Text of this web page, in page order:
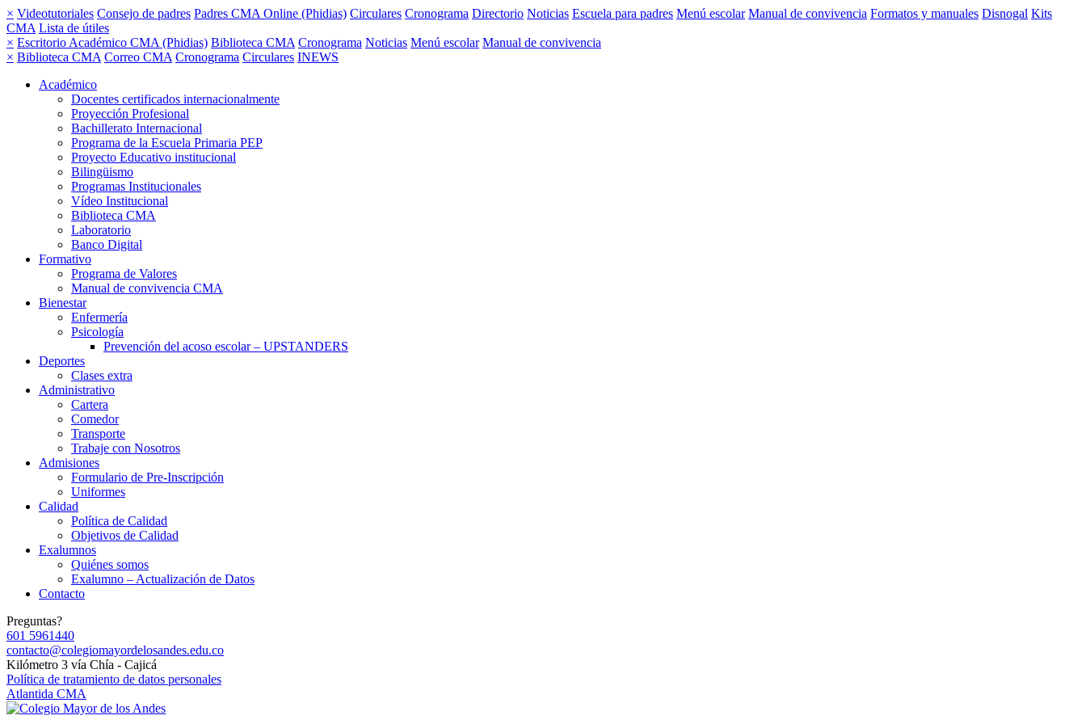
× Videotutoriales Consejo de padres Padres CMA Online (Phidias) Circulares Cronograma Directorio Noticias Escuela para padres Menú escolar Manual de convivencia Formatos y manuales Disnogal Kits
CMA Lista de útiles
× Escritorio Académico CMA (Phidias) Biblioteca CMA Cronograma Noticias Menú escolar Manual de convivencia
× Biblioteca CMA Correo CMA Cronograma Circulares INEWS
Académico
Docentes certificados internacionalmente
Proyección Profesional
Bachillerato Internacional
Programa de la Escuela Primaria PEP
Proyecto Educativo institucional
Bilingüismo
Programas Institucionales
Vídeo Institucional
Biblioteca CMA
Laboratorio
Banco Digital
Formativo
Programa de Valores
Manual de convivencia CMA
Bienestar
Enfermería
Psicología
Prevención del acoso escolar – UPSTANDERS
Deportes
Clases extra
Administrativo
Cartera
Comedor
Transporte
Trabaje con Nosotros
Admisiones
Formulario de Pre-Inscripción
Uniformes
Calidad
Política de Calidad
Objetivos de Calidad
Exalumnos
Quiénes somos
Exalumno – Actualización de Datos
Contacto
Preguntas?
601 5961440
contacto@colegiomayordelosandes.edu.co
Kilómetro 3 vía Chía - Cajicá
Política de tratamiento de datos personales
Atlantida CMA